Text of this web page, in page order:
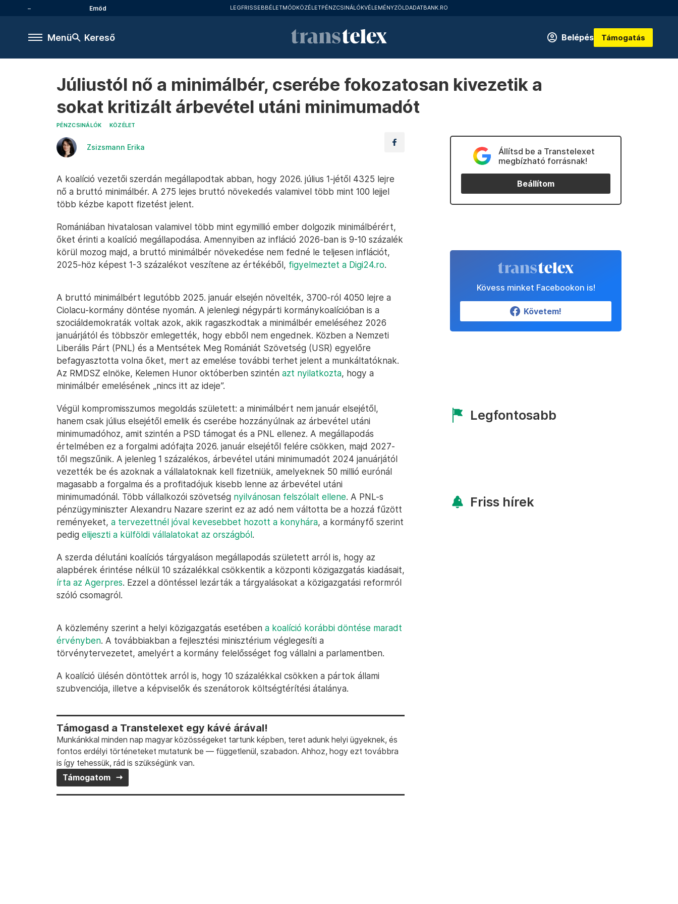
Emőd LEGFRISSEBBÉLETMÓDKÖZÉLETPÉNZCSINÁLÓKVÉLEMÉNYZÖLDADATBANK.RO
Menü Kereső Belépés Támogatás
Júliustól nő a minimálbér, cserébe fokozatosan kivezetik a
sokat kritizált árbevétel utáni minimumadót
PÉNZCSINÁLÓK KÖZÉLET
Zsizsmann Erika
A koalíció vezetői szerdán megállapodtak abban, hogy 2026. július 1-jétől 4325 lejre
nő a bruttó minimálbér. A 275 lejes bruttó növekedés valamivel több mint 100 lejjel
több kézbe kapott fizetést jelent.
Romániában hivatalosan valamivel több mint egymillió ember dolgozik minimálbérért,
őket érinti a koalíció megállapodása. Amennyiben az infláció 2026-ban is 9-10 százalék
körül mozog majd, a bruttó minimálbér növekedése nem fedné le teljesen inflációt,
2025-höz képest 1-3 százalékot veszítene az értékéből, figyelmeztet a Digi24.ro.
A bruttó minimálbért legutóbb 2025. január elsején növelték, 3700-ról 4050 lejre a
Ciolacu-kormány döntése nyomán. A jelenlegi négypárti kormánykoalícióban is a
szociáldemokraták voltak azok, akik ragaszkodtak a minimálbér emeléséhez 2026
januárjától és többször emlegették, hogy ebből nem engednek. Közben a Nemzeti
Liberális Párt (PNL) és a Mentsétek Meg Romániát Szövetség (USR) egyelőre
befagyasztotta volna őket, mert az emelése további terhet jelent a munkáltatóknak.
Az RMDSZ elnöke, Kelemen Hunor októberben szintén azt nyilatkozta, hogy a
minimálbér emelésének „nincs itt az ideje”.
Végül kompromisszumos megoldás született: a minimálbért nem január elsejétől,
hanem csak július elsejétől emelik és cserébe hozzányúlnak az árbevétel utáni
minimumadóhoz, amit szintén a PSD támogat és a PNL ellenez. A megállapodás
értelmében ez a forgalmi adófajta 2026. január elsejétől felére csökken, majd 2027-
től megszűnik. A jelenleg 1 százalékos, árbevétel utáni minimumadót 2024 januárjától
vezették be és azoknak a vállalatoknak kell fizetniük, amelyeknek 50 millió eurónál
magasabb a forgalma és a profitadójuk kisebb lenne az árbevétel utáni
minimumadónál. Több vállalkozói szövetség nyilvánosan felszólalt ellene. A PNL-s
pénzügyminiszter Alexandru Nazare szerint ez az adó nem váltotta be a hozzá fűzött
reményeket, a tervezettnél jóval kevesebbet hozott a konyhára, a kormányfő szerint
pedig elijeszti a külföldi vállalatokat az országból.
A szerda délutáni koalíciós tárgyaláson megállapodás született arról is, hogy az
alapbérek érintése nélkül 10 százalékkal csökkentik a központi közigazgatás kiadásait,
írta az Agerpres. Ezzel a döntéssel lezárták a tárgyalásokat a közigazgatási reformról
szóló csomagról.
A közlemény szerint a helyi közigazgatás esetében a koalíció korábbi döntése maradt
érvényben. A továbbiakban a fejlesztési minisztérium véglegesíti a
törvénytervezetet, amelyért a kormány felelősséget fog vállalni a parlamentben.
A koalíció ülésén döntöttek arról is, hogy 10 százalékkal csökken a pártok állami
szubvenciója, illetve a képviselők és szenátorok költségtérítési átalánya.
Támogasd a Transtelexet egy kávé árával!
Munkánkkal minden nap magyar közösségeket tartunk képben, teret adunk helyi ügyeknek, és
fontos erdélyi történeteket mutatunk be — függetlenül, szabadon. Ahhoz, hogy ezt továbbra
is így tehessük, rád is szükségünk van.
Támogatom
Állítsd be a Transtelexet
megbízható forrásnak!
Beállítom
Kövess minket Facebookon is!
Követem!
Legfontosabb
Friss hírek